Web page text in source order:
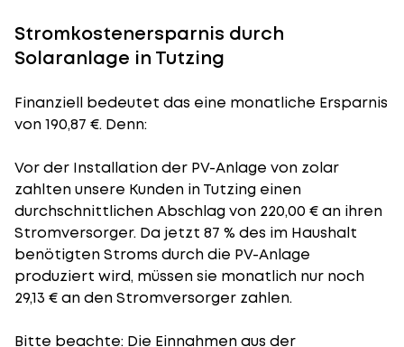
Stromkostenersparnis durch
Solaranlage in Tutzing
Finanziell bedeutet das eine monatliche Ersparnis
von 190,87 €. Denn:
Vor der Installation der PV-Anlage von zolar
zahlten unsere Kunden in Tutzing einen
durchschnittlichen Abschlag von 220,00 € an ihren
Stromversorger. Da jetzt 87 % des im Haushalt
benötigten Stroms durch die PV-Anlage
produziert wird, müssen sie monatlich nur noch
29,13 € an den Stromversorger zahlen.
Bitte beachte: Die Einnahmen aus der